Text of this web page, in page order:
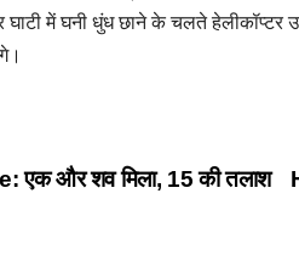
में घनी धुंध छाने के चलते हेलीकॉप्टर
और शव मिला, 15 की तलाश